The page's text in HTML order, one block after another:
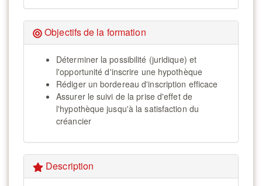
Objectifs de la formation
Déterminer la possibilité (juridique) et
l'opportunité d'inscrire une hypothèque
Rédiger un bordereau d'inscription efficace
Assurer le suivi de la prise d'effet de
l'hypothèque jusqu'à la satisfaction du
créancier
Description